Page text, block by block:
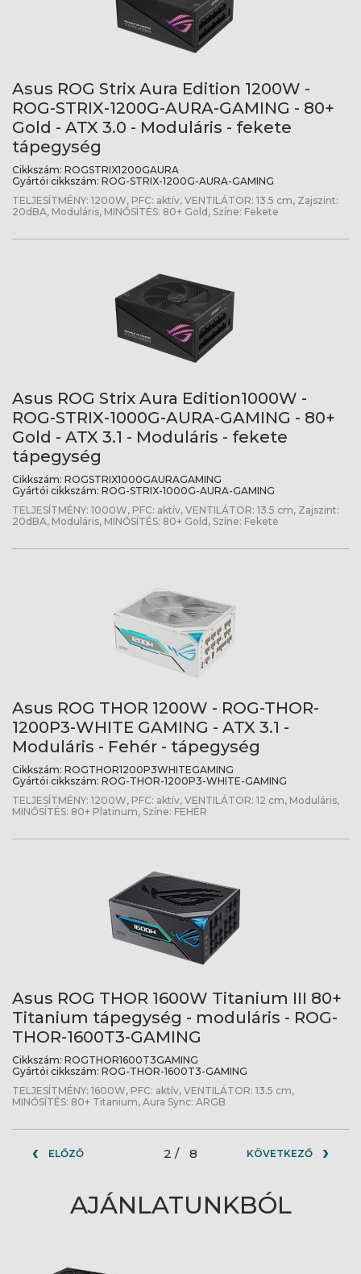
Asus ROG Strix Aura Edition 1200W -
ROG-STRIX-1200G-AURA-GAMING - 80+
Gold - ATX 3.0 - Moduláris - fekete
tápegység
Cikkszám: ROGSTRIX1200GAURA
Gyártói cikkszám: ROG-STRIX-1200G-AURA-GAMING
TELJESÍTMÉNY: 1200W, PFC: aktív, VENTILÁTOR: 13.5 cm, Zajszint:
20dBA, Moduláris, MINŐSÍTÉS: 80+ Gold, Színe: Fekete
Asus ROG Strix Aura Edition1000W -
ROG-STRIX-1000G-AURA-GAMING - 80+
Gold - ATX 3.1 - Moduláris - fekete
tápegység
Cikkszám: ROGSTRIX1000GAURAGAMING
Gyártói cikkszám: ROG-STRIX-1000G-AURA-GAMING
TELJESÍTMÉNY: 1000W, PFC: aktív, VENTILÁTOR: 13.5 cm, Zajszint:
20dBA, Moduláris, MINŐSÍTÉS: 80+ Gold, Színe: Fekete
Asus ROG THOR 1200W - ROG-THOR-
1200P3-WHITE GAMING - ATX 3.1 -
Moduláris - Fehér - tápegység
Cikkszám: ROGTHOR1200P3WHITEGAMING
Gyártói cikkszám: ROG-THOR-1200P3-WHITE-GAMING
TELJESÍTMÉNY: 1200W, PFC: aktív, VENTILÁTOR: 12 cm, Moduláris,
MINŐSÍTÉS: 80+ Platinum, Színe: FEHÉR
Asus ROG THOR 1600W Titanium III 80+
Titanium tápegység - moduláris - ROG-
THOR-1600T3-GAMING
Cikkszám: ROGTHOR1600T3GAMING
Gyártói cikkszám: ROG-THOR-1600T3-GAMING
TELJESÍTMÉNY: 1600W, PFC: aktív, VENTILÁTOR: 13.5 cm,
MINŐSÍTÉS: 80+ Titanium, Aura Sync: ARGB
ELŐZŐ 2 / 8 KÖVETKEZŐ
AJÁNLATUNKBÓL